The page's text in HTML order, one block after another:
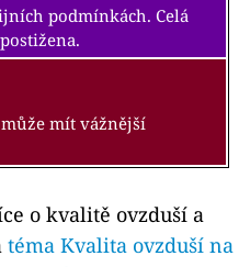
podmínkách. Celá
mít vážnější
o kvalitě ovzduší a
téma Kvalita ovzduší na